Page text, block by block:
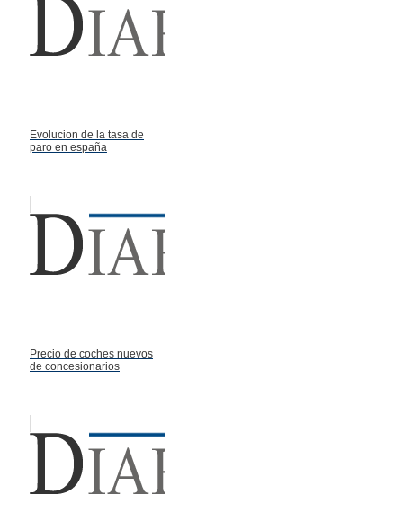
Evolucion de la tasa de
paro en españa
Precio de coches nuevos
de concesionarios